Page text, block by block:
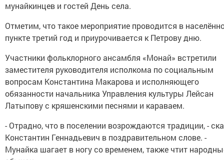
мунайкинцев и гостей День села.
Отметим, что такое мероприятие проводится в
пункте третий год и приурочивается к Петрову дню.
Участники фольклорного ансамбля «Монай» встретили
заместителя руководителя исполкома по социальным
вопросам Константина Макарова и исполняющего
обязанности начальника Управления культуры Лейсан
Латыпову с кряшенскими песнями и караваем.
- Отрадно, что в поселении возрождаются традиции, -
Константин Геннадьевич в поздравительном слове. -
Мунайка шагает в ногу со временем, также чтит